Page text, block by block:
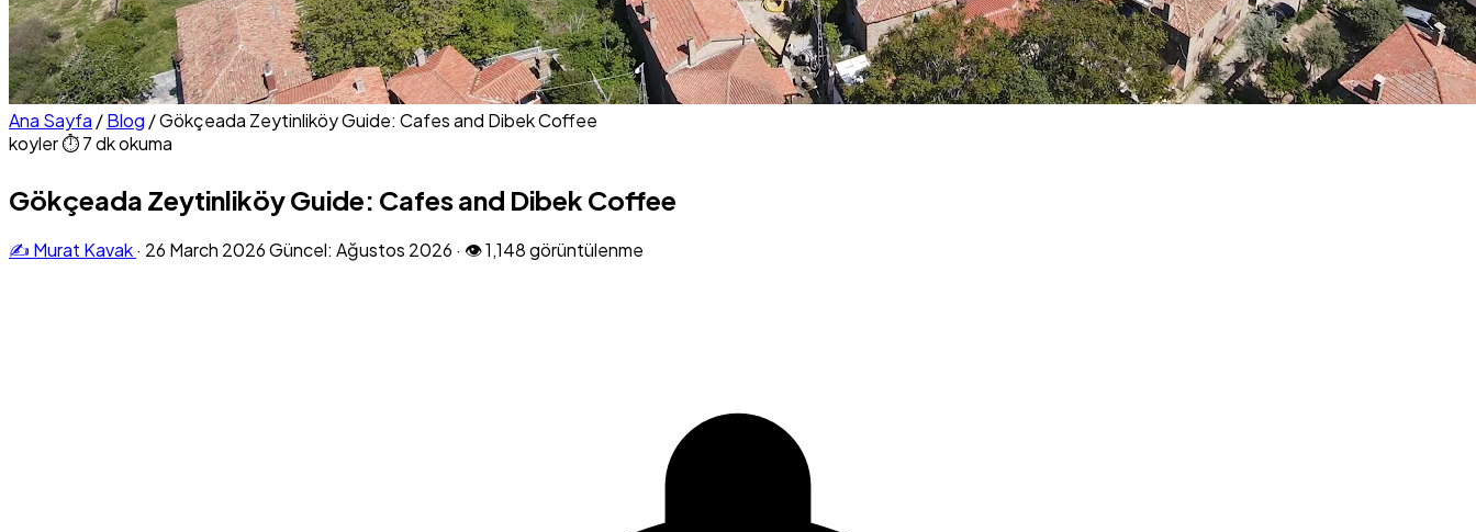
Ana Sayfa /Blog /Gökçeada Zeytinliköy Guide: Cafes and Dibek Coffee
koyler⏱ 7 dk okuma
Gökçeada Zeytinliköy Guide: Cafes and Dibek Coffee
✍️ Murat Kavak· 26 March 2026Güncel: Ağustos 2026 · 👁 1,148 görüntülenme